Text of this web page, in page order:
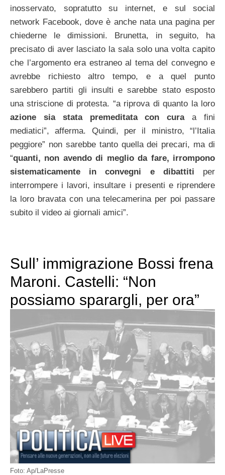
inosservato, sopratutto su internet, e sul social
network Facebook, dove è anche nata una pagina per
chiederne le dimissioni. Brunetta, in seguito, ha
precisato di aver lasciato la sala solo una volta capito
che l’argomento era estraneo al tema del convegno e
avrebbe richiesto altro tempo, e a quel punto
sarebbero partiti gli insulti e sarebbe stato esposto
una striscione di protesta. “a riprova di quanto la loro
azione sia stata premeditata con curaa fini
mediatici”, afferma. Quindi, per il ministro, “l’Italia
peggiore” non sarebbe tanto quella dei precari, ma di
“quanti, non avendo di meglio da fare, irrompono
sistematicamente in
convegni e dibattiti per
interrompere i lavori, insultare i presenti e riprendere
la loro bravata con una telecamerina per poi passare
subito il video ai giornali amici”.
Sull’ immigrazione Bossi frena
Maroni. Castelli: “Non
possiamo sparargli, per ora”
Foto: Ap/LaPresse